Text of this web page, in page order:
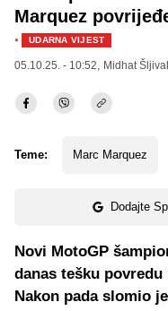
Marquez
· UDARNA VIJEST
05.10.25. - 10:52, Midhat
Teme: Marc Marquez
Dodajte
Novi MotoGP
danas tešku
Nakon pada slomio